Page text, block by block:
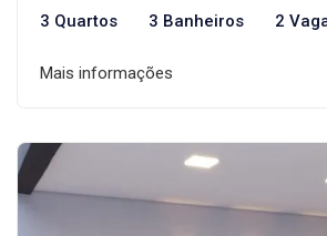
3 Quartos 3 Banheiros 2
Mais informações